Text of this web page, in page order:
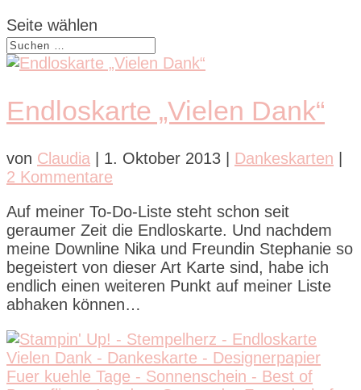
Seite wählen
Endloskarte „Vielen Dank“
von Claudia 1. Oktober 2013 Dankeskarten
2 Kommentare
Auf meiner To-Do-Liste steht schon seit
geraumer Zeit die Endloskarte. Und nachdem
meine Downline Nika und Freundin Stephanie so
begeistert von dieser Art Karte sind, habe ich
endlich einen weiteren Punkt auf meiner Liste
abhaken können…